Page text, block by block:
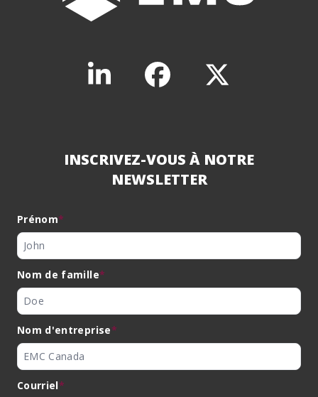
INSCRIVEZ-VOUS À NOTRE
NEWSLETTER
Prénom*
Nom de famille*
Nom d'entreprise*
Courriel*